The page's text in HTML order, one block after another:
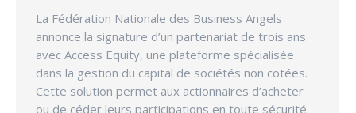
La Fédération Nationale des Business Angels
annonce la signature d’un partenariat de trois ans
avec Access Equity, une plateforme spécialisée
dans la gestion du capital de sociétés non cotées.
Cette solution permet aux actionnaires d’acheter
ou de céder leurs participations en toute sécurité.